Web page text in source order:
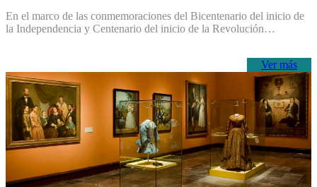
En el marco de las conmemoraciones del Bicentenario del inicio de
la Independencia y Centenario del inicio de la Revolución…
Ver más